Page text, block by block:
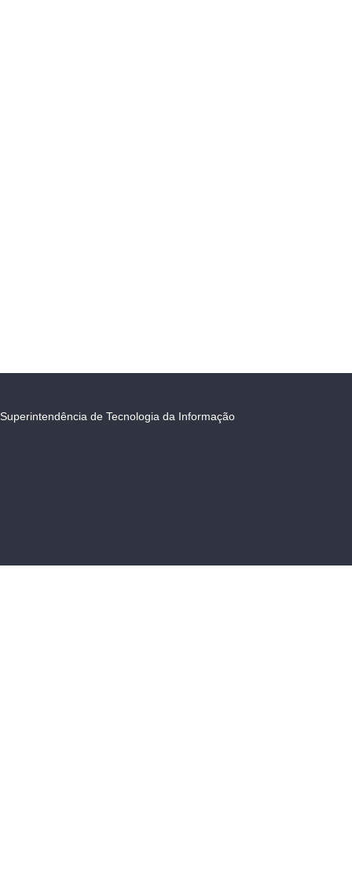
Superintendência de Tecnologia da Informação